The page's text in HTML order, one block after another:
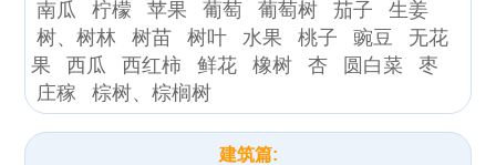
南瓜
柠檬 苹果 葡萄 葡萄树 茄子
生姜
树、树林
树苗 树叶 水果 桃子 豌豆
无花
果
西瓜 西红柿 鲜花 橡树 杏 圆白菜
枣
庄稼
棕树、棕榈树
建筑篇: